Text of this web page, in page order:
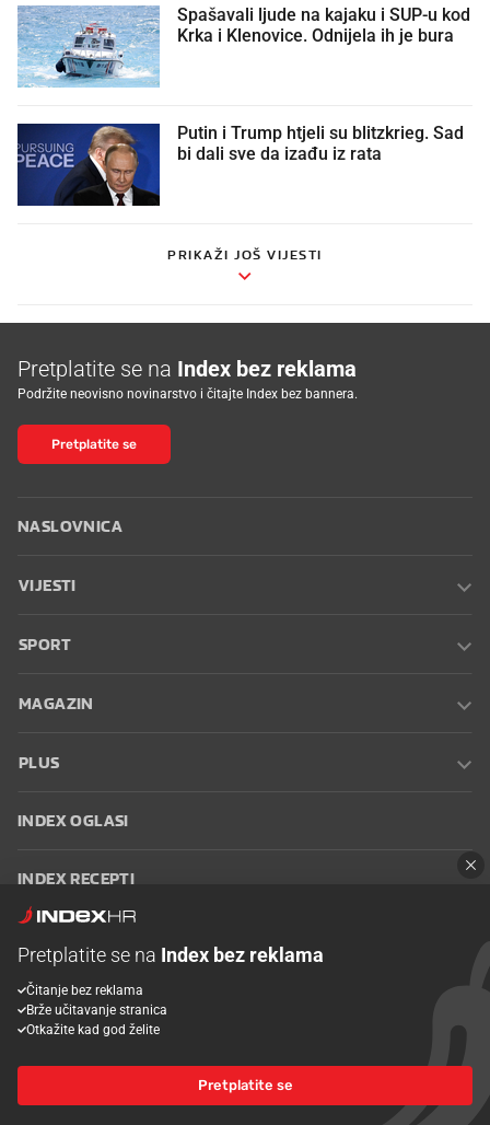
Spašavali ljude na kajaku i SUP-u kod
Krka i Klenovice. Odnijela ih je bura
Putin i Trump htjeli su blitzkrieg. Sad
bi dali sve da izađu iz rata
PRIKAŽI JOŠ VIJESTI
Pretplatite se na Index bez reklama
Podržite neovisno novinarstvo i čitajte Index bez bannera.
Pretplatite se
NASLOVNICA
VIJESTI
SPORT
MAGAZIN
PLUS
INDEX OGLASI
INDEX RECEPTI
Oglašavanje Zaposli se na Indexu
korištenja
Postavke kolačića
© 2026 Index
Pretplatite se na Index bez reklama
Čitanje bez reklama
Brže učitavanje stranica
Otkažite kad god želite
Pretplatite se